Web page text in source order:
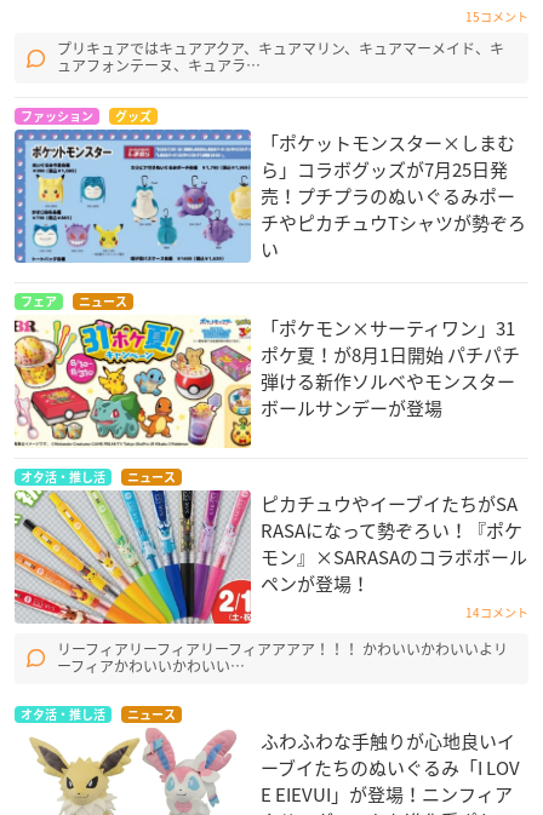
15コメント
プリキュアではキュアアクア、キュアマリン、キュアマーメイド、キ
ュアフォンテーヌ、キュアラ…
ファッション グッズ
「ポケットモンスター×しまむ
ら」コラボグッズが7月25日発
売！プチプラのぬいぐるみポー
チやピカチュウTシャツが勢ぞろ
い
フェア ニュース
「ポケモン×サーティワン」31
ポケ夏！が8月1日開始 パチパチ
弾ける新作ソルベやモンスター
ボールサンデーが登場
オタ活・推し活 ニュース
ピカチュウやイーブイたちがSA
RASAになって勢ぞろい！『ポケ
モン』×SARASAのコラボボール
ペンが登場！
14コメント
リーフィアリーフィアリーフィアアアア！！！ かわいいかわいいよリ
ーフィアかわいいかわいい…
オタ活・推し活 ニュース
ふわふわな手触りが心地良いイ
ーブイたちのぬいぐるみ「I LOV
E EIEVUI」が登場！ニンフィア